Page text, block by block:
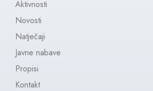
Aktivnosti
Novosti
Natječaji
Javne nabave
Propisi
Kontakt